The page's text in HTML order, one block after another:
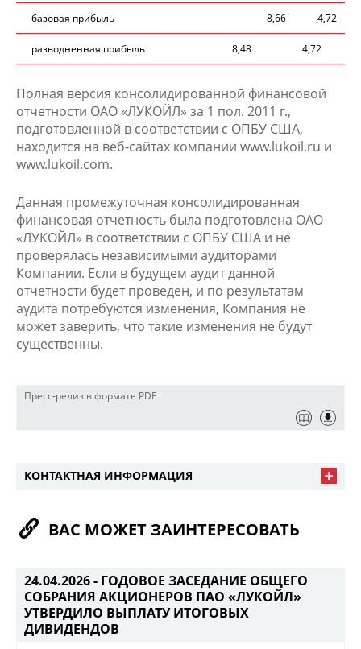
базовая прибыль 8,66 4,72
разводненная прибыль 8,48 4,72
Полная версия консолидированной финансовой
отчетности ОАО «ЛУКОЙЛ» за 1 пол. 2011 г.,
подготовленной в соответствии с ОПБУ США,
находится на веб-сайтах компании www.lukoil.ru и
www.lukoil.com.
Данная промежуточная консолидированная
финансовая отчетность была подготовлена ОАО
«ЛУКОЙЛ» в соответствии с ОПБУ США и не
проверялась независимыми аудиторами
Компании. Если в будущем аудит данной
отчетности будет проведен, и по результатам
аудита потребуются изменения, Компания не
может заверить, что такие изменения не будут
существенны.
Пресс-релиз в формате PDF
КОНТАКТНАЯ ИНФОРМАЦИЯ
ВАС МОЖЕТ ЗАИНТЕРЕСОВАТЬ
24.04.2026 - ГОДОВОЕ ЗАСЕДАНИЕ ОБЩЕГО
СОБРАНИЯ АКЦИОНЕРОВ ПАО «ЛУКОЙЛ»
УТВЕРДИЛО ВЫПЛАТУ ИТОГОВЫХ
ДИВИДЕНДОВ